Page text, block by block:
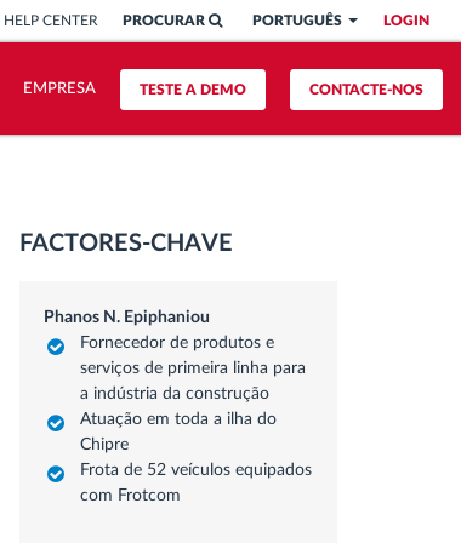
LOGIN
PORTUGUÊS
PROCURAR
HELP CENTER
CONTACTE-NOS
TESTE A DEMO
EMPRESA
FACTORES-CHAVE
Phanos N. Epiphaniou
Fornecedor de produtos e
serviços de primeira linha para
a indústria da construção
Atuação em toda a ilha do
Chipre
Frota de 52 veículos equipados
com Frotcom